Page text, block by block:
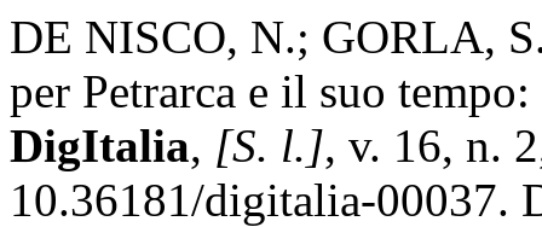
DE NISCO, N.; GORLA,
per Petrarca e il suo
DigItalia, [S. l.], v. 16, n.
10.36181/digitalia-00037.